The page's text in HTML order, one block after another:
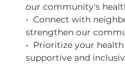
our community's
•  Connect with
strengthen our
•  Prioritize your
supportive and